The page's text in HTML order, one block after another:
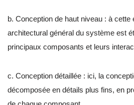
b. Conception de haut niveau : à cette
architectural général du système est
principaux composants et leurs
c. Conception détaillée : ici, la
décomposée en détails plus fins, en